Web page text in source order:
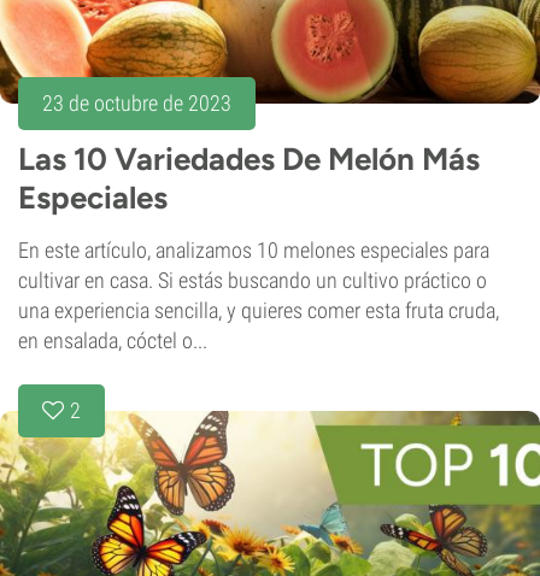
23 de octubre de 2023
Las 10 Variedades De Melón Más
Especiales
En este artículo, analizamos 10 melones especiales para
cultivar en casa. Si estás buscando un cultivo práctico o
una experiencia sencilla, y quieres comer esta fruta cruda,
en ensalada, cóctel o...
2